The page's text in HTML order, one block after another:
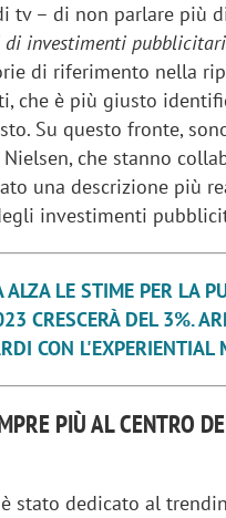
tv – di non parlare più
di investimenti
di riferimento nella
che è più giusto
Su questo fronte,
Nielsen, che stanno
una descrizione più
investimenti
ALZA LE STIME PER LA
CRESCERÀ DEL 3%.
CON L'EXPERIENTIAL
PIÙ AL CENTRO
stato dedicato al